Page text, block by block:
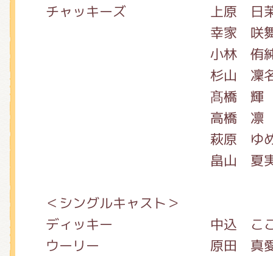
チャッキーズ 上原 日
幸家 咲
小林 侑
杉山 凜
髙橋 輝
高橋 凛
萩原 ゆめ
畠山 夏
＜シングルキャスト＞
ディッキー 中込 ここ
ウーリー 原田 真